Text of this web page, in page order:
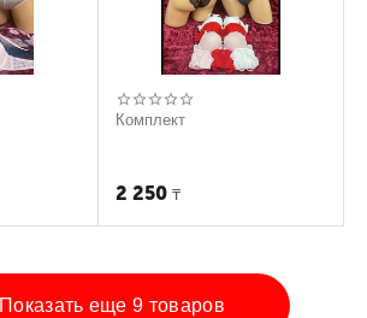
Комплект
2 250 ₸
Показать еще 9 товаров